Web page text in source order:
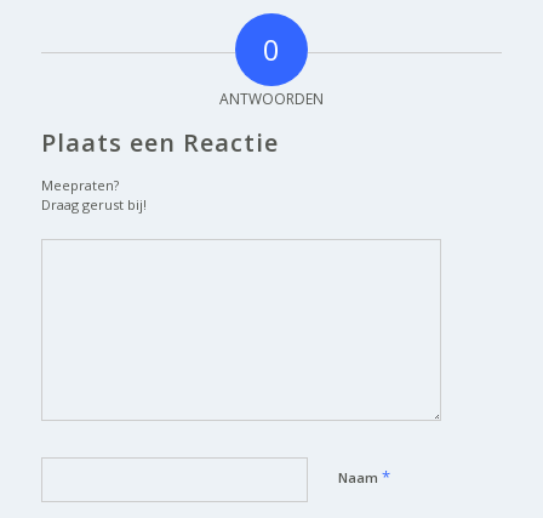
0
ANTWOORDEN
Plaats een Reactie
Meepraten?
Draag gerust bij!
Naam *